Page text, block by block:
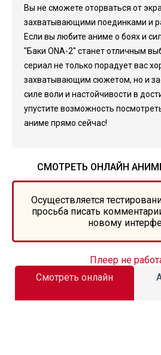
Вы не сможете оторваться от
захватывающими поединками и
Если вы любите аниме о боях и
"Баки ONA-2" станет отличным
сериал не только порадует вас
захватывающим сюжетом, но и
силе воли и настойчивости в
упустите возможность
аниме прямо сейчас!
СМОТРЕТЬ ОНЛАЙН АНИМЕ
Осуществляется
просьба писать
новому
Смотреть онлайн
Плеер не